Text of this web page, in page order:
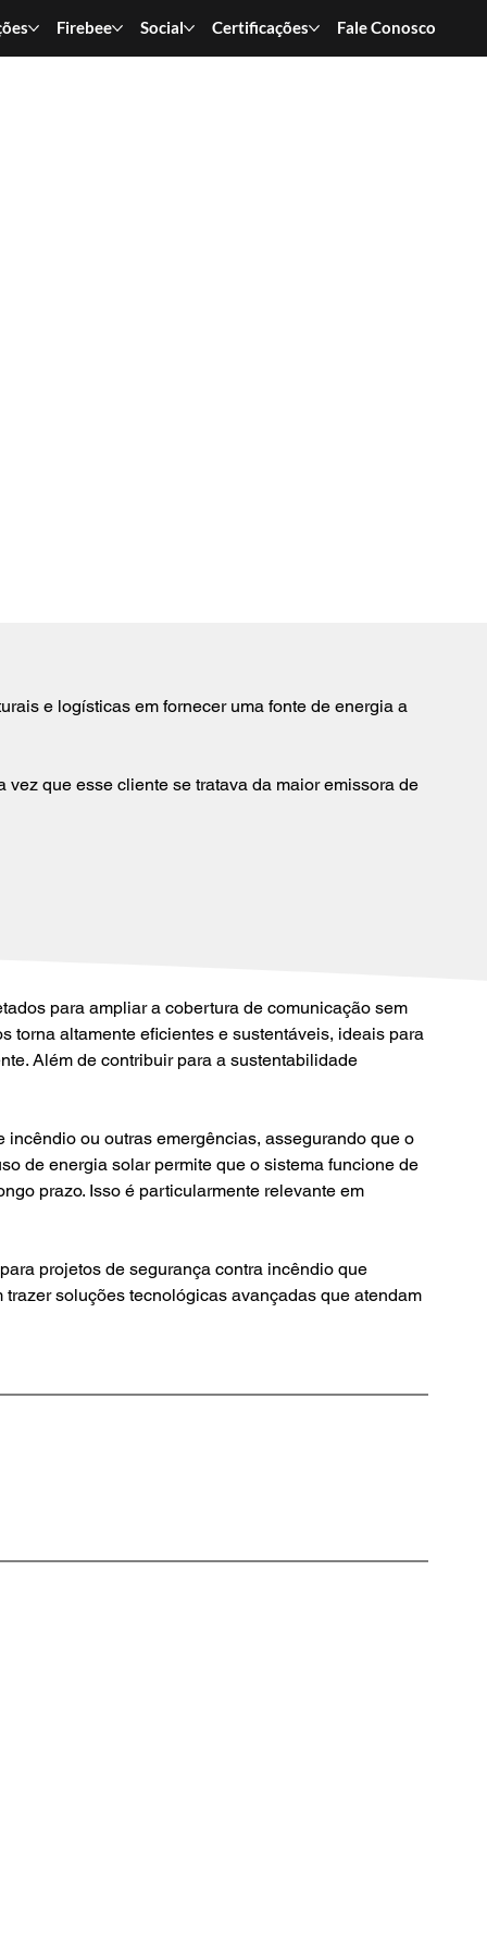
Firebee Social Certificações Fale Conosco
e logísticas em fornecer uma fonte de energia a
que esse cliente se tratava da maior emissora de
para ampliar a cobertura de comunicação sem
torna altamente eficientes e sustentáveis, ideais para
Além de contribuir para a sustentabilidade
de energia solar permite que o sistema funcione de
prazo. Isso é particularmente relevante em
projetos de segurança contra incêndio que
soluções tecnológicas avançadas que atendam